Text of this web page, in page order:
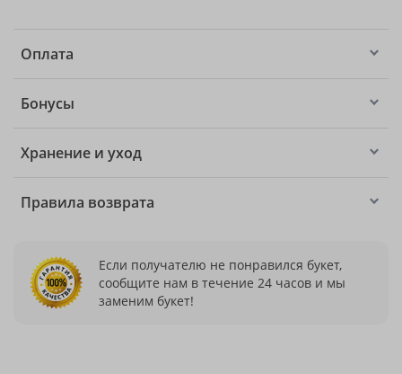
Оплата
Бонусы
Хранение и уход
Правила возврата
Если получателю не понравился букет,
сообщите нам в течение 24 часов и мы
заменим букет!